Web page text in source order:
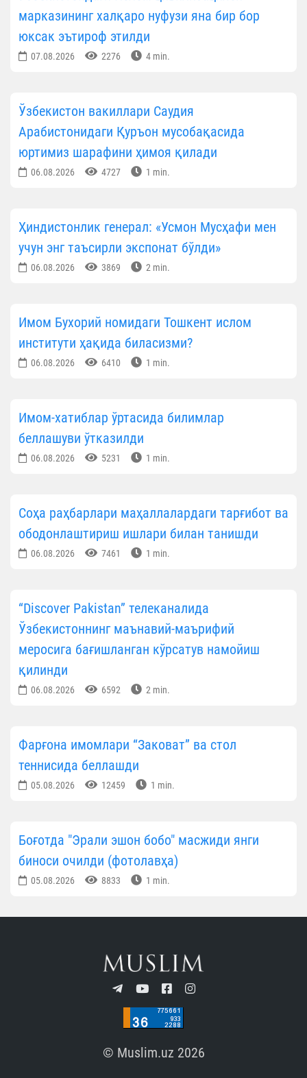
марказининг халқаро нуфузи яна бир бор
юксак эътироф этилди
07.08.2026 2276 4 min.
Ўзбекистон вакиллари Саудия
Арабистонидаги Қуръон мусобақасида
юртимиз шарафини ҳимоя қилади
06.08.2026 4727 1 min.
Ҳиндистонлик генерал: «Усмон Мусҳафи мен
учун энг таъсирли экспонат бўлди»
06.08.2026 3869 2 min.
Имом Бухорий номидаги Тошкент ислом
институти ҳақида биласизми?
06.08.2026 6410 1 min.
Имом-хатиблар ўртасида билимлар
беллашуви ўтказилди
06.08.2026 5231 1 min.
Соҳа раҳбарлари маҳаллалардаги тарғибот ва
ободонлаштириш ишлари билан танишди
06.08.2026 7461 1 min.
“Discover Pakistan” телеканалида
Ўзбекистоннинг маънавий-маърифий
меросига бағишланган кўрсатув намойиш
қилинди
06.08.2026 6592 2 min.
Фарғона имомлари “Заковат” ва стол
теннисида беллашди
05.08.2026 12459 1 min.
Боғотда "Эрали эшон бобо" масжиди янги
биноси очилди (фотолавҳа)
05.08.2026 8833 1 min.
© Muslim.uz 2026